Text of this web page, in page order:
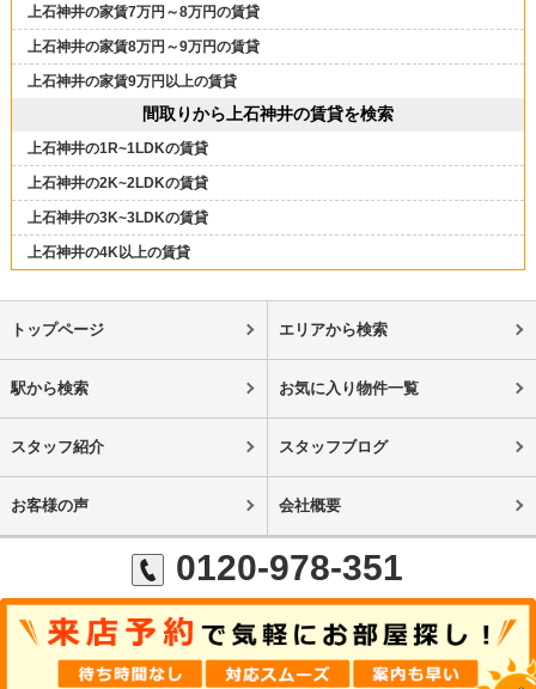
上石神井の家賃7万円～8万円の賃貸
上石神井の家賃8万円～9万円の賃貸
上石神井の家賃9万円以上の賃貸
間取りから上石神井の賃貸を検索
上石神井の1R~1LDKの賃貸
上石神井の2K~2LDKの賃貸
上石神井の3K~3LDKの賃貸
上石神井の4K以上の賃貸
トップページ エリアから検索
駅から検索 お気に入り物件一覧
スタッフ紹介 スタッフブログ
お客様の声 会社概要
0120-978-351